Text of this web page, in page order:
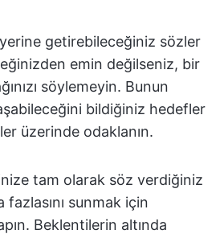
getirebileceğiniz sözler
emin değilseniz, bir
söylemeyin. Bunun
bildiğiniz hedefler
üzerinde odaklanın.
tam olarak söz verdiğiniz
sunmak için
Beklentilerin altında